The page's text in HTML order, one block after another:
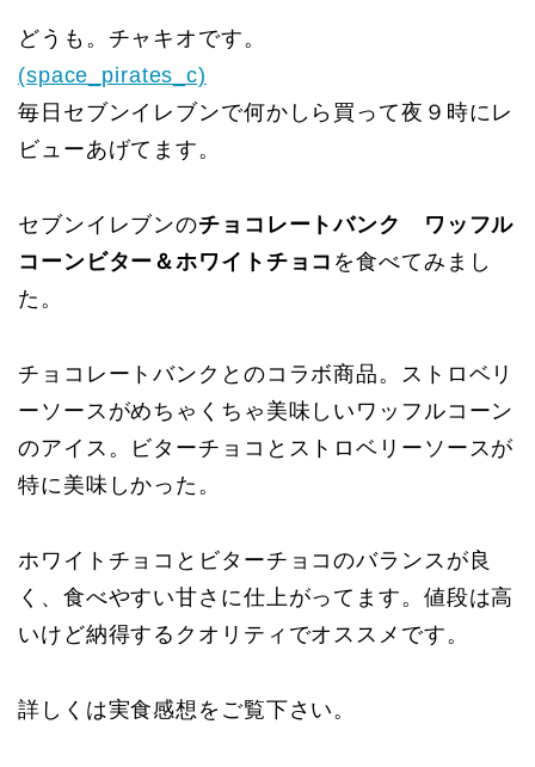
どうも。チャキオです。
(space_pirates_c)
毎日セブンイレブンで何かしら買って夜９時にレ
ビューあげてます。
セブンイレブンのチョコレートバンク ワッフル
コーンビター＆ホワイトチョコ を食べてみまし
た。
チョコレートバンクとのコラボ商品。ストロベリ
ーソースがめちゃくちゃ美味しいワッフルコーン
のアイス。ビターチョコとストロベリーソースが
特に美味しかった。
ホワイトチョコとビターチョコのバランスが良
く、食べやすい甘さに仕上がってます。値段は高
いけど納得するクオリティでオススメです。
詳しくは実食感想をご覧下さい。